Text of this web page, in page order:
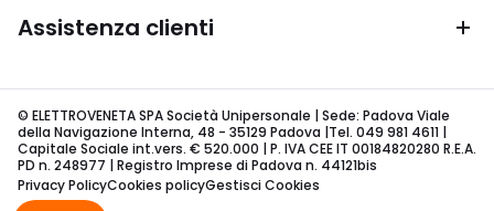
Assistenza clienti
© ELETTROVENETA SPA Società Unipersonale | Sede: Padova Viale
della Navigazione Interna, 48 - 35129 Padova |Tel. 049 981 4611 |
Capitale Sociale int.vers. € 520.000 | P. IVA CEE IT 00184820280 R.E.A.
PD n. 248977 | Registro Imprese di Padova n. 44121bis
Privacy PolicyCookies policyGestisci Cookies